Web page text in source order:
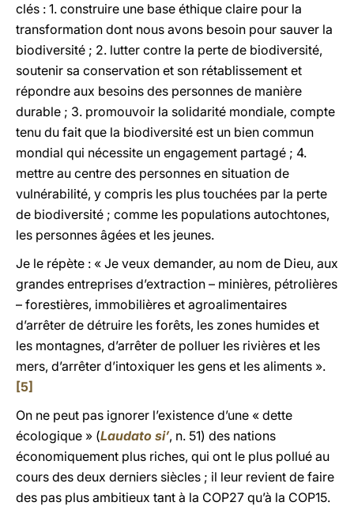
clés : 1. construire une base éthique claire pour la
transformation dont nous avons besoin pour sauver la
biodiversité ; 2. lutter contre la perte de biodiversité,
soutenir sa conservation et son rétablissement et
répondre aux besoins des personnes de manière
durable ; 3. promouvoir la solidarité mondiale, compte
tenu du fait que la biodiversité est un bien commun
mondial qui nécessite un engagement partagé ; 4.
mettre au centre des personnes en situation de
vulnérabilité, y compris les plus touchées par la perte
de biodiversité ; comme les populations autochtones,
les personnes âgées et les jeunes.
Je le répète : « Je veux demander, au nom de Dieu, aux
grandes entreprises d’extraction – minières, pétrolières
– forestières, immobilières et agroalimentaires
d’arrêter de détruire les forêts, les zones humides et
les montagnes, d’arrêter de polluer les rivières et les
mers, d’arrêter d’intoxiquer les gens et les aliments ».
[5]
On ne peut pas ignorer l’existence d’une « dette
écologique » (Laudato si’, n. 51) des nations
économiquement plus riches, qui ont le plus pollué au
cours des deux derniers siècles ; il leur revient de faire
des pas plus ambitieux tant à la COP27 qu’à la COP15.